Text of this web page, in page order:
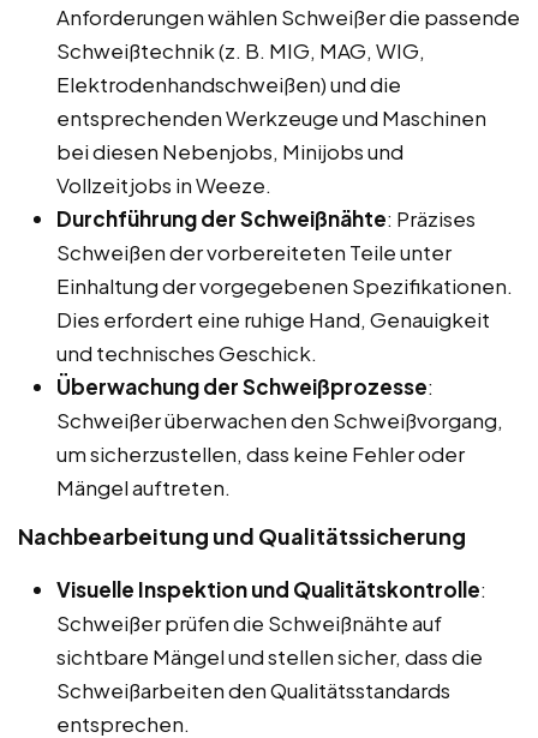
Anforderungen wählen Schweißer die passende
Schweißtechnik (z. B. MIG, MAG, WIG,
Elektrodenhandschweißen) und die
entsprechenden Werkzeuge und Maschinen
bei diesen Nebenjobs, Minijobs und
Vollzeitjobs in Weeze.
Durchführung der Schweißnähte: Präzises
Schweißen der vorbereiteten Teile unter
Einhaltung der vorgegebenen Spezifikationen.
Dies erfordert eine ruhige Hand, Genauigkeit
und technisches Geschick.
Überwachung der Schweißprozesse:
Schweißer überwachen den Schweißvorgang,
um sicherzustellen, dass keine Fehler oder
Mängel auftreten.
Nachbearbeitung und Qualitätssicherung
Visuelle Inspektion und Qualitätskontrolle:
Schweißer prüfen die Schweißnähte auf
sichtbare Mängel und stellen sicher, dass die
Schweißarbeiten den Qualitätsstandards
entsprechen.